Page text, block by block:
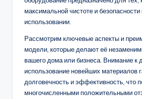
максимальной чистоте и
использовании.
Рассмотрим ключевые аспекты и
модели, которые делают её
вашего дома или бизнеса. Внимание к
использование новейших материалов
долговечность и эффективность, что
многочисленными положительными